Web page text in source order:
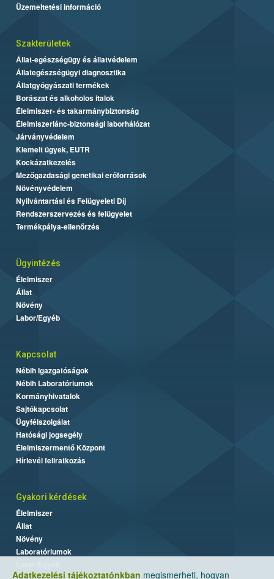
Adatkezelési tájékoztatónkban megismerheti, hogyan
Üzemeltetési információ
Szakterületek
Állat-egészségügy és állatvédelem
Állategészségügyi diagnosztika
Állatgyógyászati termékek
Borászat és alkoholos italok
Élelmiszer- és takarmánybiztonság
Élelmiszerlánc-biztonsági laborhálózat
Járványvédelem
Kiemelt ügyek, EUTR
Kockázatkezelés
Mezőgazdasági genetikai erőforrások
Növényvédelem
Nyilvántartási és Felügyeleti Díj
Rendszerszervezés és felügyelet
Termékpálya-ellenőrzés
Ügyintézés
Élelmiszer
Állat
Növény
Labor/Egyéb
Kapcsolat
Nébih Igazgatóságok
Nébih Laboratóriumok
Kormányhivatalok
Sajtókapcsolat
Ügyfélszolgálat
Hatósági jogsegély
Élelmiszermentő Központ
Hírlevél feliratkozás
Gyakori kérdések
Élelmiszer
Állat
Növény
Laboratóriumok